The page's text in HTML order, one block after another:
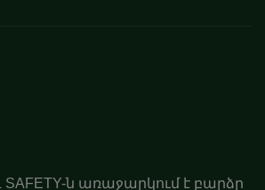
SAFETY-ն առաջարկում է բարձր